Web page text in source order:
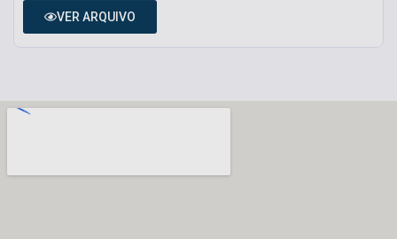
VER ARQUIVO